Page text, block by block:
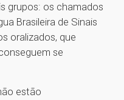
grupos: os chamados
Brasileira de Sinais
oralizados, que
se
estão